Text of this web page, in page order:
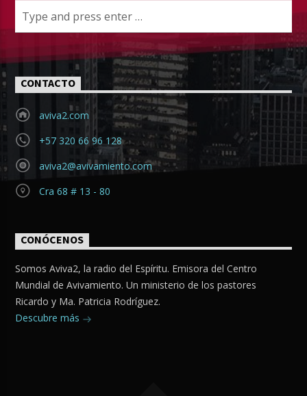
CONTACTO
aviva2.com
+57 320 66 96 128
aviva2@avivamiento.com
Cra 68 # 13 - 80
CONÓCENOS
Somos Aviva2, la radio del Espíritu. Emisora del Centro
Mundial de Avivamiento. Un ministerio de los pastores
Ricardo y Ma. Patricia Rodríguez.
Descubre más